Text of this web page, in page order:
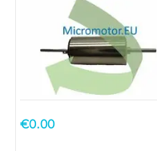
€0.00